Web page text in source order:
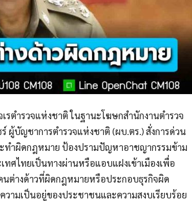
รตำรวจแห่งชาติ ในฐานะโฆษกสำนักงานตำรวจ
ผู้บัญชาการตำรวจแห่งชาติ (ผบ.ตร.) สั่งการด่วน
ทำผิดกฎหมาย ป้องปรามปัญหาอาชญากรรมข้าม
ศไทยเป็นทางผ่านหรือแอบแฝงเข้าเมืองเพื่อ
ต่างด้าวที่ผิดกฎหมายหรือประกอบธุรกิจผิด
มเป็นอยู่ของประชาชนและความสงบเรียบร้อย